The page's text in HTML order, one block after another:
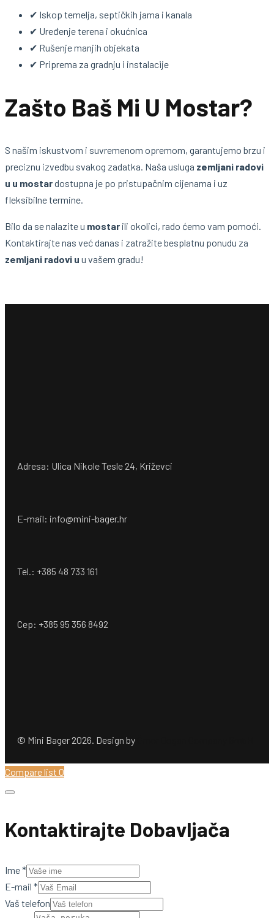
✔ Iskop temelja, septičkih jama i kanala
✔ Uređenje terena i okućnica
✔ Rušenje manjih objekata
✔ Priprema za gradnju i instalacije
Zašto Baš Mi U Mostar?
S našim iskustvom i suvremenom opremom, garantujemo brzu i
preciznu izvedbu svakog zadatka. Naša usluga zemljani radovi
u u mostardostupna je po pristupačnim cijenama i uz
fleksibilne termine.
Bilo da se nalazite u mostar ili okolici, rado ćemo vam pomoći.
Kontaktirajte nas već danas i zatražite besplatnu ponudu za
zemljani radovi u u vašem gradu!
Adresa: Ulica Nikole Tesle 24, Križevci
E-mail: info@mini-bager.hr
Tel.: +385 48 733 161
Cep: +385 95 356 8492
© Mini Bager 2026. Design by
Compare list 0
Kontaktirajte Dobavljača
Ime*
E-mail *
Vaš telefon